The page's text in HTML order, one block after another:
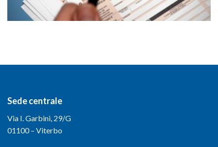
Sede centrale
Via I. Garbini, 29/G
01100 – Viterbo